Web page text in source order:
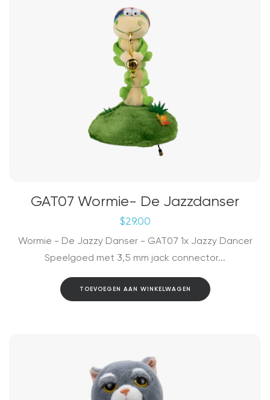
GAT07 Wormie- De Jazzdanser
$29.00
Wormie - De Jazzy Danser - GAT07 1x Jazzy Dancer
Speelgoed met 3,5 mm jack connector...
TOEVOEGEN AAN WINKELWAGEN